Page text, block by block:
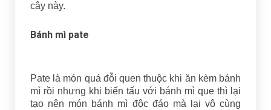
cây này.
Bánh mì pate
Pate là món quá đỗi quen thuộc khi ăn kèm bánh
mì rồi nhưng khi biến tấu với bánh mì que thì lại
tạo nên món bánh mì độc đáo mà lại vô cùng